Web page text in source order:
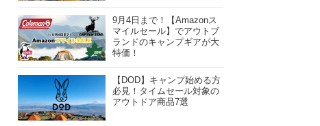
9月4日まで！【Amazonス
マイルセール】でアウトブ
ランドのキャンプギアが大
特価！
【DOD】キャンプ始める方
必見！タイムセール対象の
アウトドア商品7選